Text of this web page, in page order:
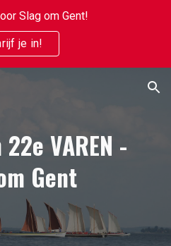
Slag om Gent!
je in!
22e VAREN -
Gent